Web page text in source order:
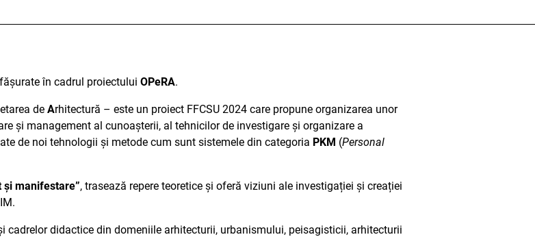
în cadrul proiectului OPeRA.
de Arhitectură – este un proiect FFCSU 2024 care propune organizarea unor
și management al cunoașterii, al tehnicilor de investigare și organizare a
de noi tehnologii și metode cum sunt sistemele din categoria PKM (Personal
și manifestare”, trasează repere teoretice și oferă viziuni ale investigației și creației
cadrelor didactice din domeniile arhitecturii, urbanismului, peisagisticii, arhitecturii